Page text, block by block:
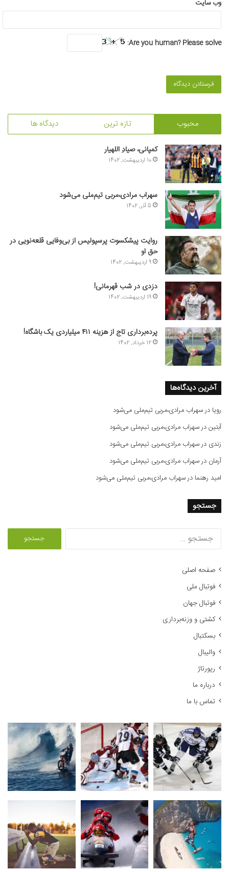
وب‌ سایت
Are you human? Please solve:
محبوب تازه ترین دیدگاه ها
کمپانی، صیادِ اللهیار
10 اردیبهشت, 1402
سهراب مرادی،مربی تیم‌ملی می‌شود
5 آذر, 1402
روایت پیشکسوت پرسپولیس از بی‌وفایی قلعه‌نویی در
حق او
9 اردیبهشت, 1402
دزدی در شب قهرمانی!
19 اردیبهشت, 1402
پرده‌برداری تاج از هزینه ۴۱۱ میلیاردی یک باشگاه!
12 خرداد, 1402
آخرین دیدگاه‌ها
رویا درسهراب مرادی،مربی تیم‌ملی می‌شود
آبتیندرسهراب مرادی،مربی تیم‌ملی می‌شود
زندی درسهراب مرادی،مربی تیم‌ملی می‌شود
آرمان درسهراب مرادی،مربی تیم‌ملی می‌شود
امید رهنما درسهراب مرادی،مربی تیم‌ملی می‌شود
جستجو
صفحه اصلی
فوتبال ملی
فوتبال جهان
کشتی و وزنه‌برداری
بسکتبال
والیبال
رپورتاژ
درباره ما
تماس با ما